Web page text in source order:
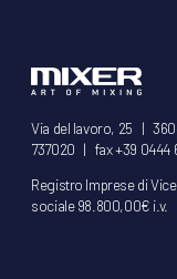
Via del lavoro, 25 |
737020 | fax +39 0444
Registro Imprese di
sociale 98.800,00€ i.v.